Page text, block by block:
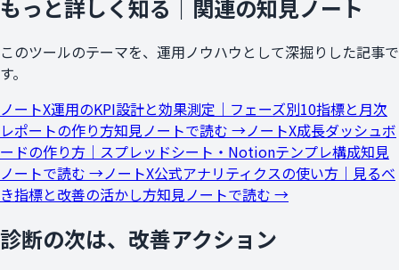
もっと詳しく知る｜関連の知見ノート
このツールのテーマを、運用ノウハウとして深掘りした記事で
す。
ノートX運用のKPI設計と効果測定｜フェーズ別10指標と月次
レポートの作り方知見ノートで読む →ノートX成長ダッシュボ
ードの作り方｜スプレッドシート・Notionテンプレ構成知見
ノートで読む →ノートX公式アナリティクスの使い方｜見るべ
き指標と改善の活かし方知見ノートで読む →
診断の次は、改善アクション